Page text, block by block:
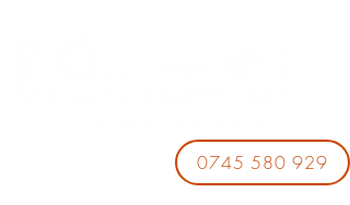
0745 580 929